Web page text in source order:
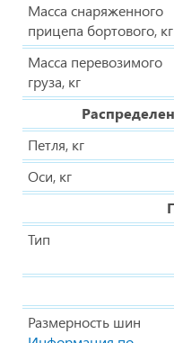
Масса снаряженного
прицепа бортового, кг
Масса перевозимого
груза, кг
Петля, кг
Оси, кг
Тип
Размерность шин